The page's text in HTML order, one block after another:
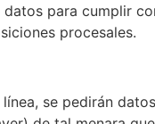
datos para cumplir
procesales.
se pedirán